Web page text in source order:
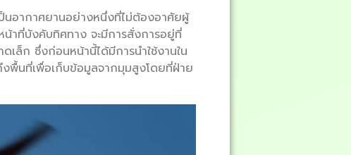
นอากาศยานอย่างหนึ่งที่ไม่ต้องอาศัยผู้
น้าที่บังคับทิศทาง จะมีการสั่งการอยู่ที่
ก ซึ่งก่อนหน้านี้ได้มีการนำใช้งานใน
พื้นที่เพื่อเก็บข้อมูลจากมุมสูงโดยที่ฝ่าย